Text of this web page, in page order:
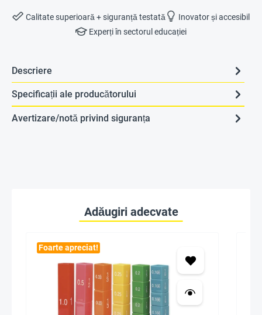
Calitate superioară + siguranță testată
Inovator și accesibil
Experți în sectorul educației
Descriere
Specificații ale producătorului
Avertizare/notă privind siguranța
Adăugiri adecvate
Foarte apreciat!